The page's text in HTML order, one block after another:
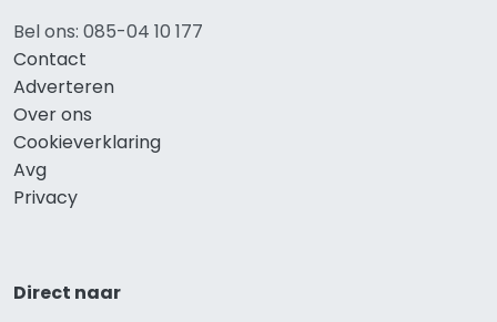
Bel ons: 085-04 10 177
Contact
Adverteren
Over ons
Cookieverklaring
Avg
Privacy
Direct naar